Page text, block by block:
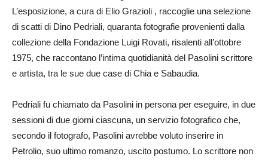
L’esposizione, a cura di Elio Grazioli , raccoglie una selezione
di scatti di Dino Pedriali, quaranta fotografie provenienti dalla
collezione della Fondazione Luigi Rovati, risalenti all’ottobre
1975, che raccontano l’intima quotidianità del Pasolini scrittore
e artista, tra le sue due case di Chia e Sabaudia.
Pedriali fu chiamato da Pasolini in persona per eseguire, in due
sessioni di due giorni ciascuna, un servizio fotografico che,
secondo il fotografo, Pasolini avrebbe voluto inserire in
Petrolio, suo ultimo romanzo, uscito postumo. Lo scrittore non